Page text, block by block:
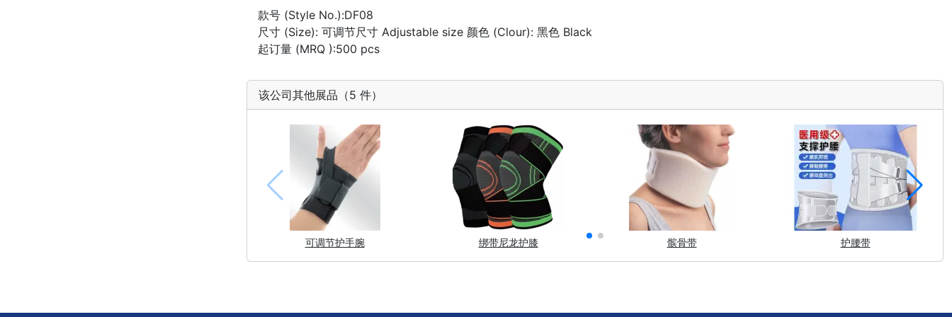
款号 (Style No.):DF08
尺寸 (Size): 可调节尺寸 Adjustable size 颜色 (Clour): 黑色 Black
起订量 (MRQ ):500 pcs
该公司其他展品（5 件）
可调节护手腕 绑带尼龙护膝 髌骨带 护腰带